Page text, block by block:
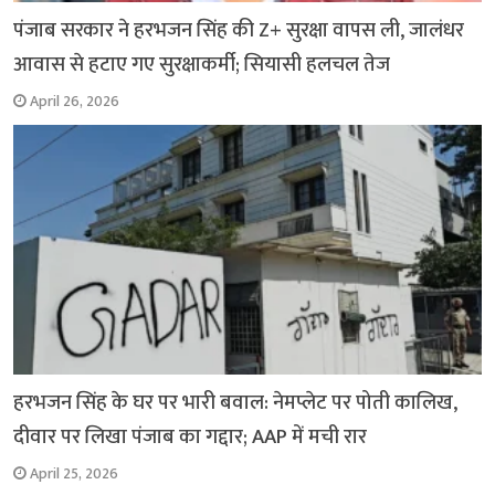
पंजाब सरकार ने हरभजन सिंह की Z+ सुरक्षा वापस ली, जालंधर
आवास से हटाए गए सुरक्षाकर्मी; सियासी हलचल तेज
April 26, 2026
हरभजन सिंह के घर पर भारी बवाल: नेमप्लेट पर पोती कालिख,
दीवार पर लिखा पंजाब का गद्दार; AAP में मची रार
April 25, 2026